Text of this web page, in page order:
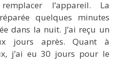
l’appareil. La
quelques minutes
dans la nuit. J’ai reçu un
jours après. Quant à
j’ai eu 30 jours pour le